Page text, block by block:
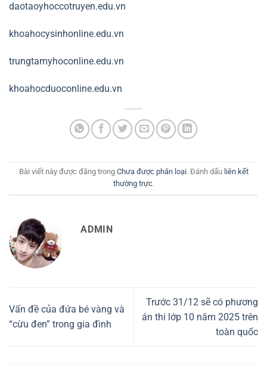
daotaoyhoccotruyen.edu.vn
khoahocysinhonline.edu.vn
trungtamyhoconline.edu.vn
khoahocduoconline.edu.vn
Bài viết này được đăng trong Chưa được phân loại. Đánh dấu liên kết
thường trực.
ADMIN
Vấn đề của đứa bé vàng và
“cừu đen” trong gia đình
Trước 31/12 sẽ có phương
án thi lớp 10 năm 2025 trên
toàn quốc